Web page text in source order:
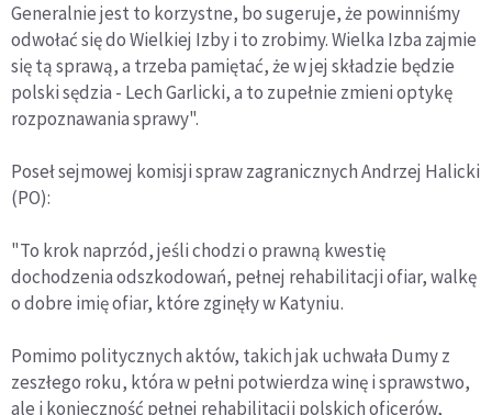
Generalnie jest to korzystne, bo sugeruje, że powinniśmy
odwołać się do Wielkiej Izby i to zrobimy. Wielka Izba zajmie
się tą sprawą, a trzeba pamiętać, że w jej składzie będzie
polski sędzia - Lech Garlicki, a to zupełnie zmieni optykę
rozpoznawania sprawy".
Poseł sejmowej komisji spraw zagranicznych Andrzej Halicki
(PO):
"To krok naprzód, jeśli chodzi o prawną kwestię
dochodzenia odszkodowań, pełnej rehabilitacji ofiar, walkę
o dobre imię ofiar, które zginęły w Katyniu.
Pomimo politycznych aktów, takich jak uchwała Dumy z
zeszłego roku, która w pełni potwierdza winę i sprawstwo,
ale i konieczność pełnej rehabilitacji polskich oficerów,